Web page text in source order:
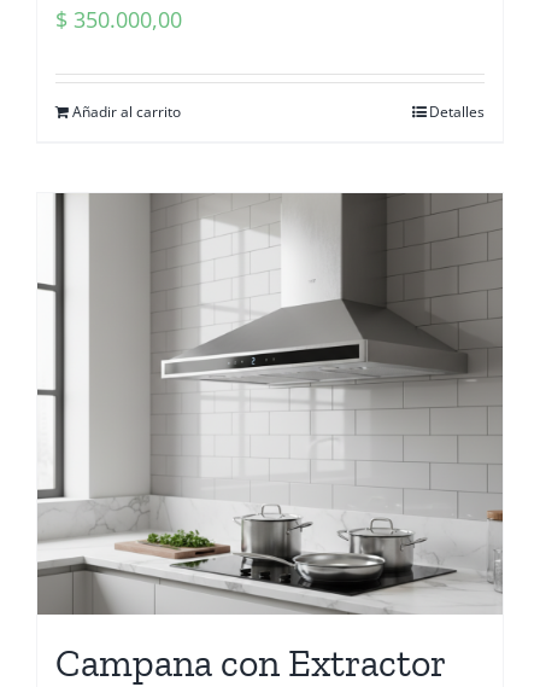
$ 350.000,00
Añadir al carrito Detalles
Campana con Extractor